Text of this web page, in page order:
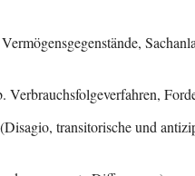
Verbrauchsfolgeverfahren,
transitorische und